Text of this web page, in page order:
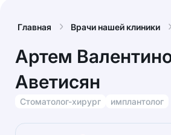
Главная Врачи нашей клиники
Артем
Аветисян
Стоматолог-хирург имплантолог